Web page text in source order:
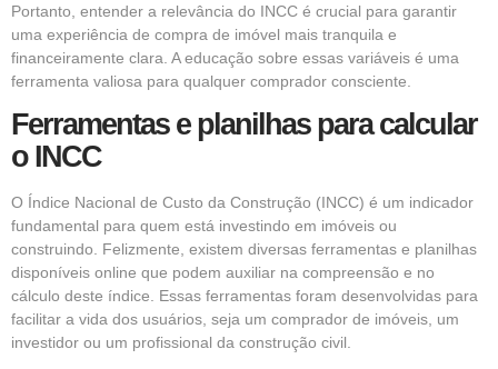
Portanto, entender a relevância do INCC é crucial para garantir
uma experiência de compra de imóvel mais tranquila e
financeiramente clara. A educação sobre essas variáveis é uma
ferramenta valiosa para qualquer comprador consciente.
Ferramentas e planilhas para calcular
o INCC
O Índice Nacional de Custo da Construção (INCC) é um indicador
fundamental para quem está investindo em imóveis ou
construindo. Felizmente, existem diversas ferramentas e planilhas
disponíveis online que podem auxiliar na compreensão e no
cálculo deste índice. Essas ferramentas foram desenvolvidas para
facilitar a vida dos usuários, seja um comprador de imóveis, um
investidor ou um profissional da construção civil.